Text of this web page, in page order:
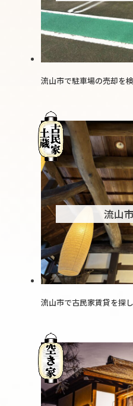
流山市で駐車場の売却を
流山
流山市で古民家賃貸を探